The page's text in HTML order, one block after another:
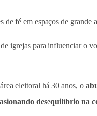
de fé em espaços de
igrejas para influenciar o
eleitoral há 30 anos, o
desequilíbrio na